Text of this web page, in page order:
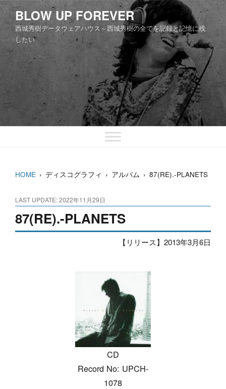
コ
ン
テ
ン
ツ
キ
ッ
プ
BLOW UP FOREVER
西城秀樹データウェアハウス～西城秀樹の全てを記録と記憶に残
したい
HOME › ディスコグラフィ › アルバム › 87(RE).-PLANETS
LAST UPDATE: 2022年11月29日
87(RE).-PLANETS
【リリース】2013年3月6日
CD
Record No: UPCH-
1078